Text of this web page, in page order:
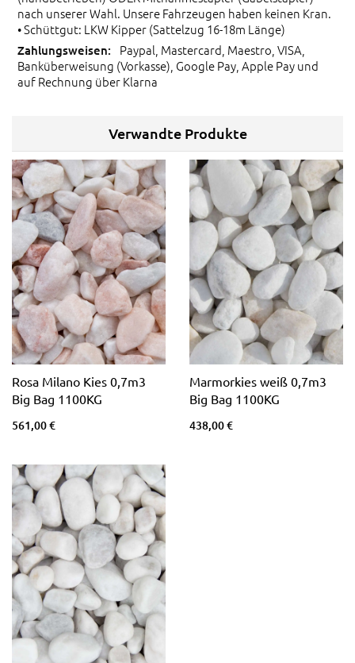
nach unserer Wahl. Unsere Fahrzeugen haben keinen Kran.
• Schüttgut: LKW Kipper (Sattelzug 16-18m Länge)
Paypal, Mastercard, Maestro, VISA,
Banküberweisung (Vorkasse), Google Pay, Apple Pay und
auf Rechnung über Klarna
Verwandte Produkte
Rosa Milano Kies 0,7m3
Big Bag 1100KG
561,00 €
Marmorkies weiß 0,7m3
Big Bag 1100KG
438,00 €